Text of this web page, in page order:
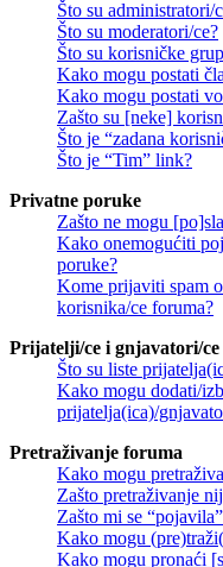
Što su administratori/
Što su moderatori/ce?
Što su korisničke
Kako mogu postati
Kako mogu postati
Zašto su [neke]
Što je “zadana
Što je “Tim” link?
Privatne poruke
Zašto ne mogu
Kako onemogućiti
poruke?
Kome prijaviti spam
korisnika/ce foruma?
Prijatelji/ce i gnjavatori/ce
Što su liste
Kako mogu dodati/
prijatelja(ica)/
Pretraživanje foruma
Kako mogu
Zašto pretraživanje
Zašto mi se
Kako mogu
Kako mogu pronaći